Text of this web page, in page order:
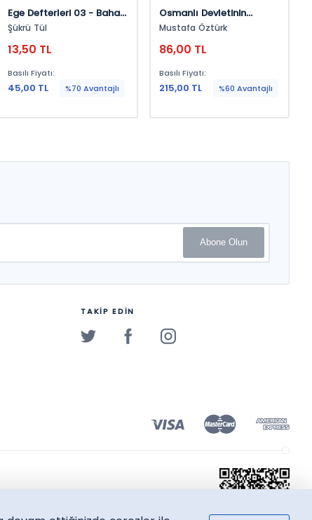
Ege Defterleri 03 - Bahar
2012
Şükrü Tül
13,50 TL
Basılı Fiyatı:
45,00 TL %70 Avantajlı
Osmanlı Devletinin
Ekonomik Ve Sosyal
Hülasatü'l- Efkar
Mustafa Öztürk
Mustafa Öztürk
86,00 TL
Basılı Fiyatı:
215,00 TL %60 Avantajlı
Abone Olun
TAKİP EDİN